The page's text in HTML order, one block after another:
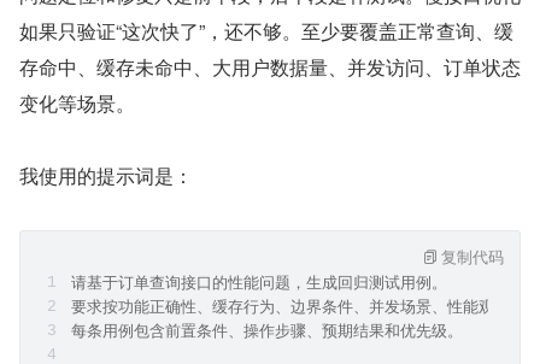
如果只验证“这次快了”，还不够。至少要覆盖正常查询、缓
存命中、缓存未命中、大用户数据量、并发访问、订单状态
变化等场景。
我使用的提示词是：
请基于订单查询接口的性能问题，生成回归测试用例。
要求按功能正确性、缓存行为、边界条件、并发场景、性能观察分
每条用例包含前置条件、操作步骤、预期结果和优先级。
复制代码